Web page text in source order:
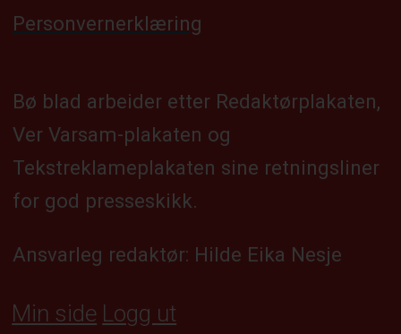
Personvernerklæring
Bø blad arbeider etter Redaktørplakaten,
Ver Varsam-plakaten og
Tekstreklameplakaten sine retningsliner
for god presseskikk.
Ansvarleg redaktør: Hilde Eika Nesje
Min side Logg ut